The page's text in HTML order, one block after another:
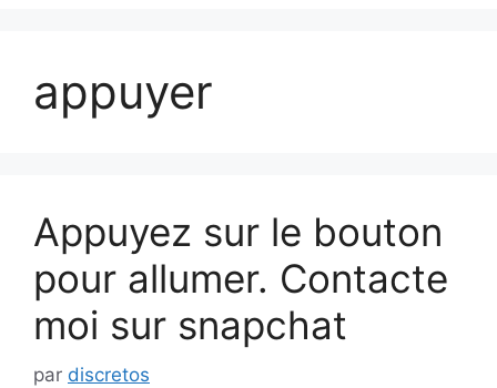
appuyer
Appuyez sur le bouton
pour allumer. Contacte
moi sur snapchat
par discretos